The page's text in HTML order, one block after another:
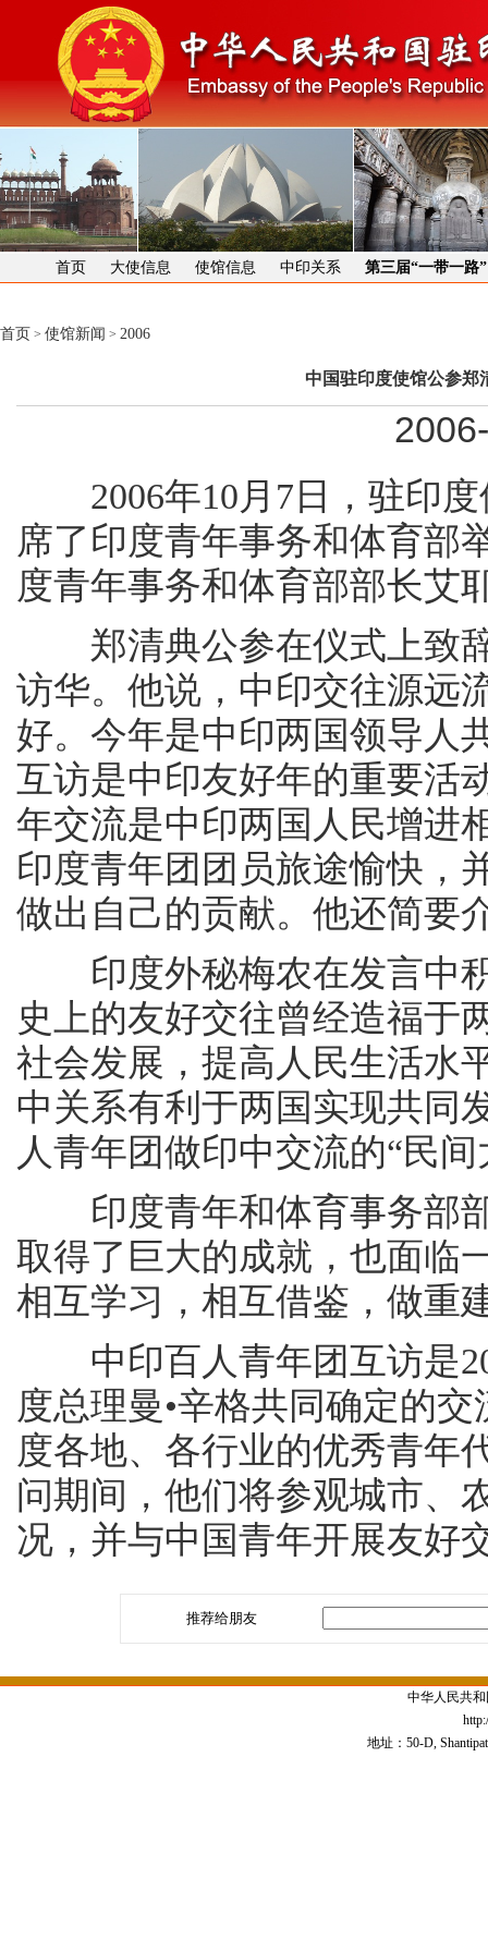
首页 大使信息 使馆信息 中印关系 第三届“一带一路
首页 > 使馆新闻 > 2006
中国驻印度使馆公参郑
2006年10月7日，驻印度
席了印度青年事务和体育部
度青年事务和体育部部长艾
郑清典公参在仪式上致辞
访华。他说，中印交往源远
好。今年是中印两国领导人
互访是中印友好年的重要活
年交流是中印两国人民增进
印度青年团团员旅途愉快，
做出自己的贡献。他还简要
印度外秘梅农在发言中积
史上的友好交往曾经造福于
社会发展，提高人民生活水
中关系有利于两国实现共同
人青年团做印中交流的“民间
印度青年和体育事务部部
取得了巨大的成就，也面临
相互学习，相互借鉴，做重
中印百人青年团互访是
度总理曼•辛格共同确定的
度各地、各行业的优秀青年
问期间，他们将参观城市、
况，并与中国青年开展友好
推荐给朋友
中华人民共
地址：50-D,